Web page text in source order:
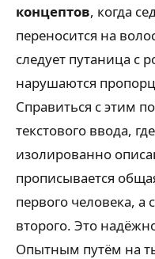
концептов, когда
переносится на
следует путаница с
нарушаются
Справиться с этим
текстового ввода,
изолированно
прописывается
первого человека, а
второго. Это
Опытным путём на